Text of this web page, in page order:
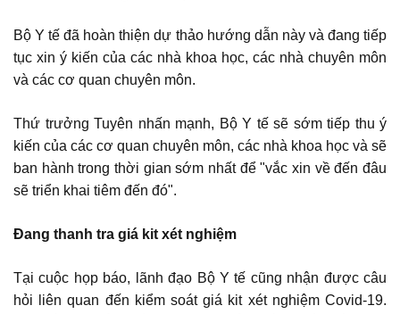
Bộ Y tế đã hoàn thiện dự thảo hướng dẫn này và đang tiếp
tục xin ý kiến của các nhà khoa học, các nhà chuyên môn
và các cơ quan chuyên môn.
Thứ trưởng Tuyên nhấn mạnh, Bộ Y tế sẽ sớm tiếp thu ý
kiến của các cơ quan chuyên môn, các nhà khoa học và sẽ
ban hành trong thời gian sớm nhất để "vắc xin về đến đâu
sẽ triển khai tiêm đến đó".
Đang thanh tra giá kit xét nghiệm
Tại cuộc họp báo, lãnh đạo Bộ Y tế cũng nhận được câu
hỏi liên quan đến kiểm soát giá kit xét nghiệm Covid-19.